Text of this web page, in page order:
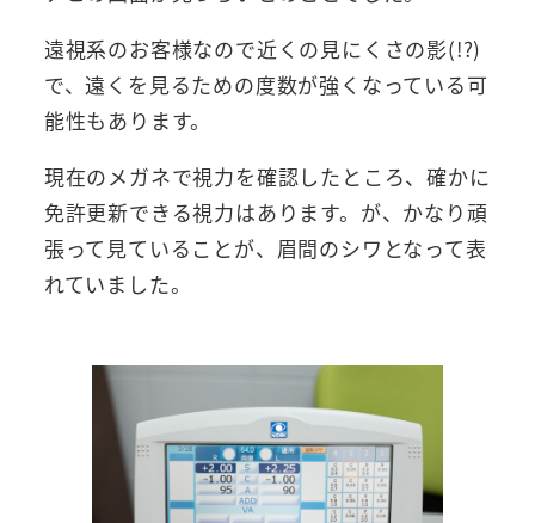
遠視系のお客様なので近くの見にくさの影(!?)
で、遠くを見るための度数が強くなっている可
能性もあります。
現在のメガネで視力を確認したところ、確かに
免許更新できる視力はあります。が、かなり頑
張って見ていることが、眉間のシワとなって表
れていました。